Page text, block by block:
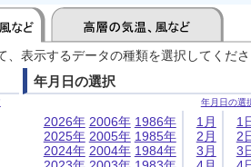
、表示するデータの種類を選択してくだ
年月日の選択
年月日の選
2026年
2025年
2024年
2006年
2005年
2004年
1986年
1985年
1984年
1月
2月
3月
1
2
3